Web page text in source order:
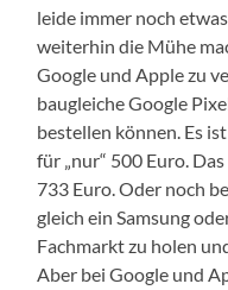
leide immer noch
weiterhin die Mühe
Google und Apple zu
baugleiche Google
bestellen können. Es
für „nur“ 500 Euro.
733 Euro. Oder noch
gleich ein Samsung
Fachmarkt zu holen
Aber bei Google und